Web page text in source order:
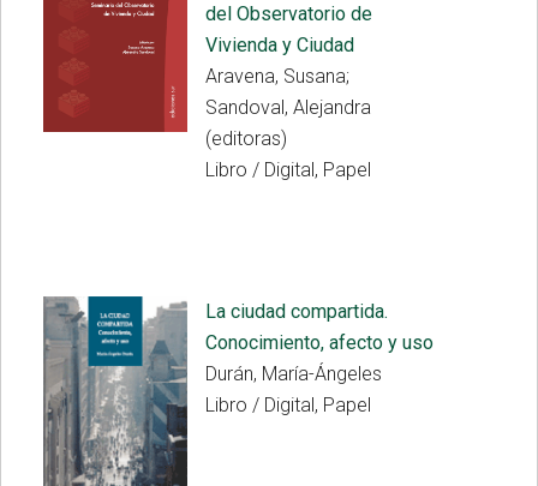
del Observatorio de
Vivienda y Ciudad
Aravena, Susana;
Sandoval, Alejandra
(editoras)
Libro / Digital, Papel
La ciudad compartida.
Conocimiento, afecto y uso
Durán, María-Ángeles
Libro / Digital, Papel